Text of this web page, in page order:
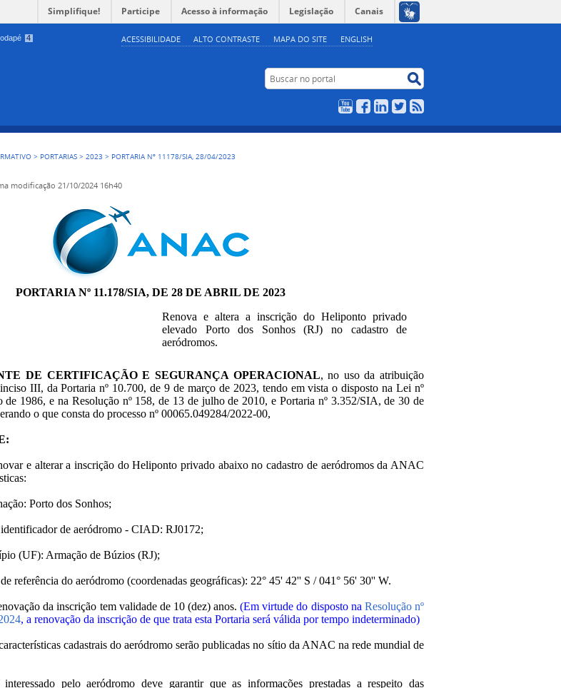
4 ACESSIBILIDADE ALTO CONTRASTE MAPA DO SITE ENGLISH
Simplifique! Participe Acesso à informação Legislação Canais
Buscar no portal
YouTubeFacebookLinkedIn
Twitter
> PORTARIAS >2023 > PORTARIA Nº 11178/SIA, 28/04/2023
modificação 21/10/2024 16h40
PORTARIA Nº 11.178/SIA, DE 28 DE ABRIL DE 2023
Renova e altera a inscrição do Heliponto privado
elevado Porto dos Sonhos (RJ) no cadastro de
aeródromos.
DE CERTIFICAÇÃO E SEGURANÇA OPERACIONAL, no uso da atribuição
III, da Portaria nº 10.700, de 9 de março de 2023, tendo em vista o disposto na Lei nº
de 1986, e na Resolução nº 158, de 13 de julho de 2010, e Portaria nº 3.352/SIA, de 30 de
o que consta do processo nº 00065.049284/2022-00,
e alterar a inscrição do Heliponto privado abaixo no cadastro de aeródromos da ANAC
Porto dos Sonhos;
de aeródromo - CIAD: RJ0172;
(UF): Armação de Búzios (RJ);
referência do aeródromo (coordenadas geográficas): 22° 45' 42'' S / 041° 56' 30'' W.
da inscrição tem validade de 10 (dez) anos.(Em virtude do disposto na Resolução nº
, a renovação da inscrição de que trata esta Portaria será válida por tempo indeterminado)
cadastrais do aeródromo serão publicadas no sítio da ANAC na rede mundial de
pelo aeródromo deve garantir que as informações prestadas a respeito das